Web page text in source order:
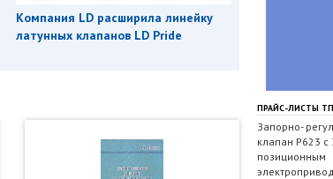
Компания LD расширила линейку
латунных клапанов LD Pride
ПРАЙС-ЛИСТЫ
Запорно-
клапан Р623 с
позиционным